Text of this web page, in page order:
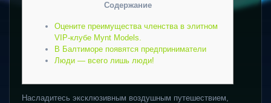
Содержание
Оцените преимущества членства в элитном
VIP-клубе Mynt Models.
В Балтиморе появятся предприниматели
Люди — всего лишь люди!
Насладитесь эксклюзивным воздушным путешествием,